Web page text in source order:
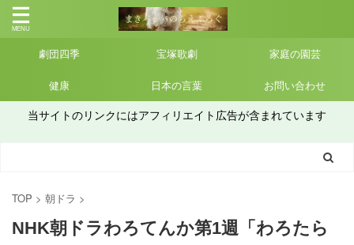
劇団四季 宝塚歌劇 家庭の園芸
健康 日本の言葉 お問い合わせ
当サイトのリンクにはアフィリエイト広告が含まれています
TOP > 朝ドラ >
NHK朝ドラわろてんか第1週「わろたら